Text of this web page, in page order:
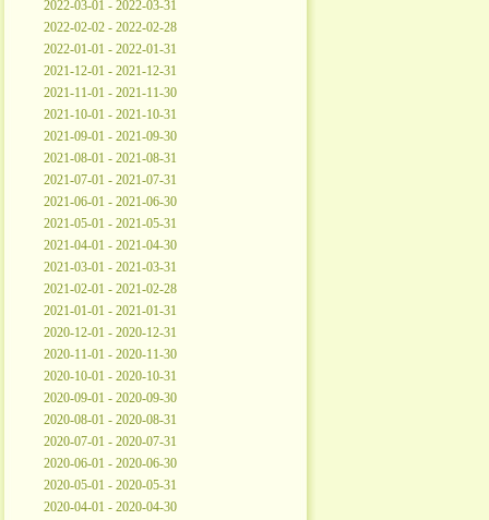
2022-03-01 - 2022-03-31
2022-02-02 - 2022-02-28
2022-01-01 - 2022-01-31
2021-12-01 - 2021-12-31
2021-11-01 - 2021-11-30
2021-10-01 - 2021-10-31
2021-09-01 - 2021-09-30
2021-08-01 - 2021-08-31
2021-07-01 - 2021-07-31
2021-06-01 - 2021-06-30
2021-05-01 - 2021-05-31
2021-04-01 - 2021-04-30
2021-03-01 - 2021-03-31
2021-02-01 - 2021-02-28
2021-01-01 - 2021-01-31
2020-12-01 - 2020-12-31
2020-11-01 - 2020-11-30
2020-10-01 - 2020-10-31
2020-09-01 - 2020-09-30
2020-08-01 - 2020-08-31
2020-07-01 - 2020-07-31
2020-06-01 - 2020-06-30
2020-05-01 - 2020-05-31
2020-04-01 - 2020-04-30